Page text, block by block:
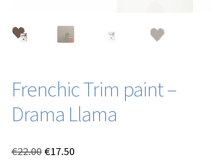
Frenchic Trim paint –
Drama Llama
€22.00 Oorspronkelijke
€17.50Huidige